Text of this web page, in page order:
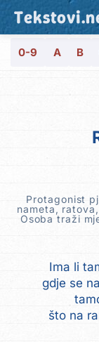
0-9 A B
Protagonist
nameta,
Osoba traži
Ima li
gdje se
što na